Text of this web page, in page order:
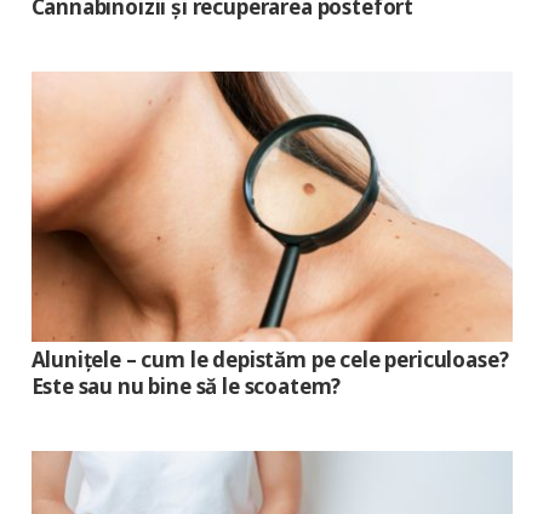
Cannabinoizii și recuperarea postefort
Alunițele – cum le depistăm pe cele periculoase?
Este sau nu bine să le scoatem?